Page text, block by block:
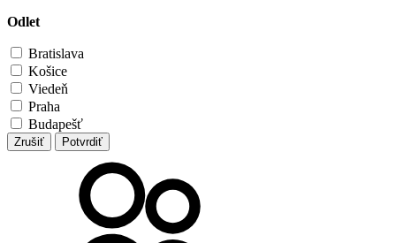
Odlet
Bratislava
Košice
Viedeň
Praha
Budapešť
Zrušiť Potvrdiť